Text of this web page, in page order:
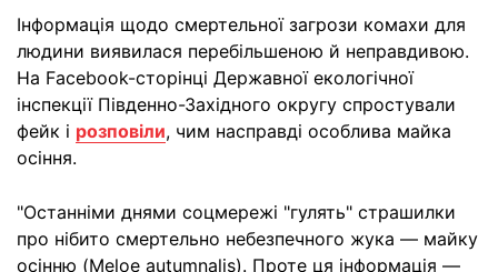
Інформація щодо смертельної загрози комахи для
людини виявилася перебільшеною й неправдивою.
На Facebook-сторінці Державної екологічної
інспекції Південно-Західного округу спростували
фейк і розповіли, чим насправді особлива майка
осіння.
"Останніми днями соцмережі "гулять" страшилки
про нібито смертельно небезпечного жука — майку
осінню (Meloe autumnalis). Проте ця інформація —